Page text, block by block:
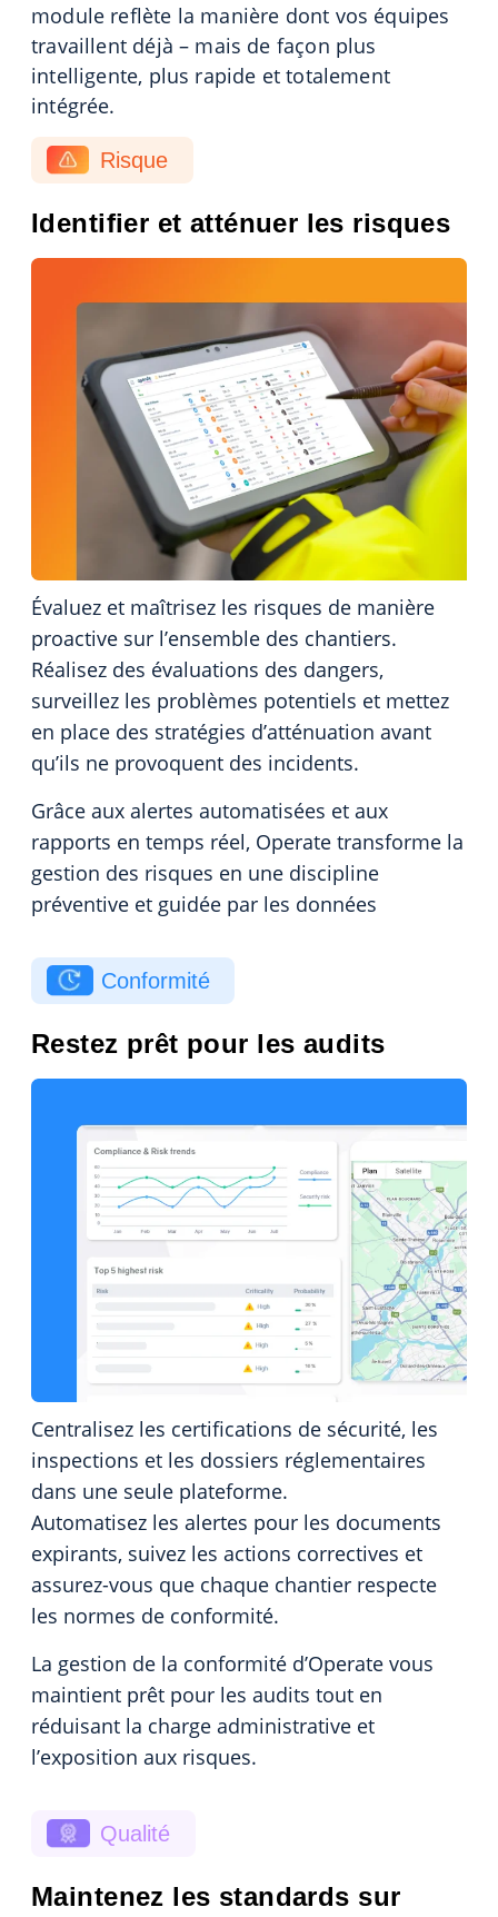
module reflète la manière dont vos équipes
travaillent déjà – mais de façon plus
intelligente, plus rapide et totalement
intégrée.
Risque
Identifier et atténuer les risques
Évaluez et maîtrisez les risques de manière
proactive sur l’ensemble des chantiers.
Réalisez des évaluations des dangers,
surveillez les problèmes potentiels et mettez
en place des stratégies d’atténuation avant
qu’ils ne provoquent des incidents.
Grâce aux alertes automatisées et aux
rapports en temps réel, Operate transforme la
gestion des risques en une discipline
préventive et guidée par les données
Conformité
Restez prêt pour les audits
Centralisez les certifications de sécurité, les
inspections et les dossiers réglementaires
dans une seule plateforme.
Automatisez les alertes pour les documents
expirants, suivez les actions correctives et
assurez-vous que chaque chantier respecte
les normes de conformité.
La gestion de la conformité d’Operate vous
maintient prêt pour les audits tout en
réduisant la charge administrative et
l’exposition aux risques.
Qualité
Maintenez les standards sur